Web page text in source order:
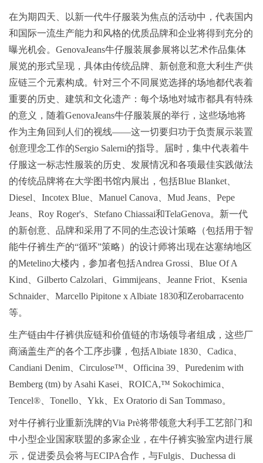
在为期四天、以新一代牛仔服装为焦点的活动中，代表国内
和国际一流生产能力和风格的优质品牌和企业将得到充分的
曝光机会。GenovaJeans牛仔服装展参展将以艺术作品集体
展览的形式呈现，具体由传统品牌、新创意和意大利生产供
应链三个元素构成。针对三个不同展览选择的场地都代表着
重要的历史、建筑和文化遗产：每个场地对城市都具有特殊
的意义，随着GenovaJeans牛仔服装展的举行，这些场地将
作为主角回到人们的视线——这一切要归功于负责展示装置
创意理念工作的Sergio Salerni的指导。届时，集中代表着牛
仔服这一标志性服装的历史、发展情况和各项最佳实践做法
的传统品牌将在大学图书馆内展出，包括Blue Blanket、
Diesel、Incotex Blue、Manuel Canova、Mud Jeans、Pepe
Jeans、Roy Roger's、Stefano Chiassai和TelaGenova。新一代
的新创意、品牌和采用了不同的生态设计策略（包括用于智
能牛仔裤生产的“循环”策略）的设计师将出现在达塞纳地区
的Metelino大楼内，参加者包括Andrea Grossi、Blue Of A
Kind、Gilberto Calzolari、Gimmijeans、Jeanne Friot、Ksenia
Schnaider、Marcello Pipitone x Albiate 1830和Zerobarracento
等。
生产链由牛仔裤供应链和价值链的市场领导者组成，这些厂
商涵盖生产的各个工序步骤，包括Albiate 1830、Cadica、
Candiani Denim、Circulose™、Officina 39、Puredenim with
Bemberg (tm) by Asahi Kasei、ROICA,™ Sokochimica、
Tencel®、Tonello、Ykk、Ex Oratorio di San Tommaso。
对牛仔裤行业重新洗牌的Via Prè将带领意大利手工艺部门和
中小型企业国家联盟的多家企业，在牛仔裤实验室内进行展
示，促进委员会将与ECIPA合作，与Fulgis、Duchessa di